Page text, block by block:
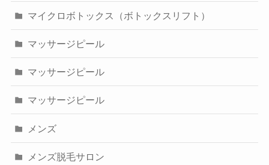
マイクロボトックス（ボトックスリフト）
マッサージピール
マッサージピール
マッサージピール
メンズ
メンズ脱毛サロン